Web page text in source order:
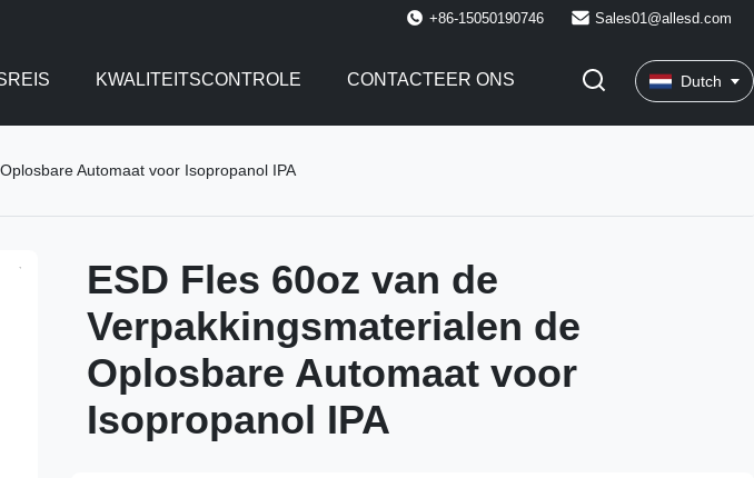
+86-15050190746 Sales01@allesd.com
KWALITEITSCONTROLE CONTACTEER ONS Dutch
Automaat voor Isopropanol IPA
ESD Fles 60oz van de
Verpakkingsmaterialen de
Oplosbare Automaat voor
Isopropanol IPA